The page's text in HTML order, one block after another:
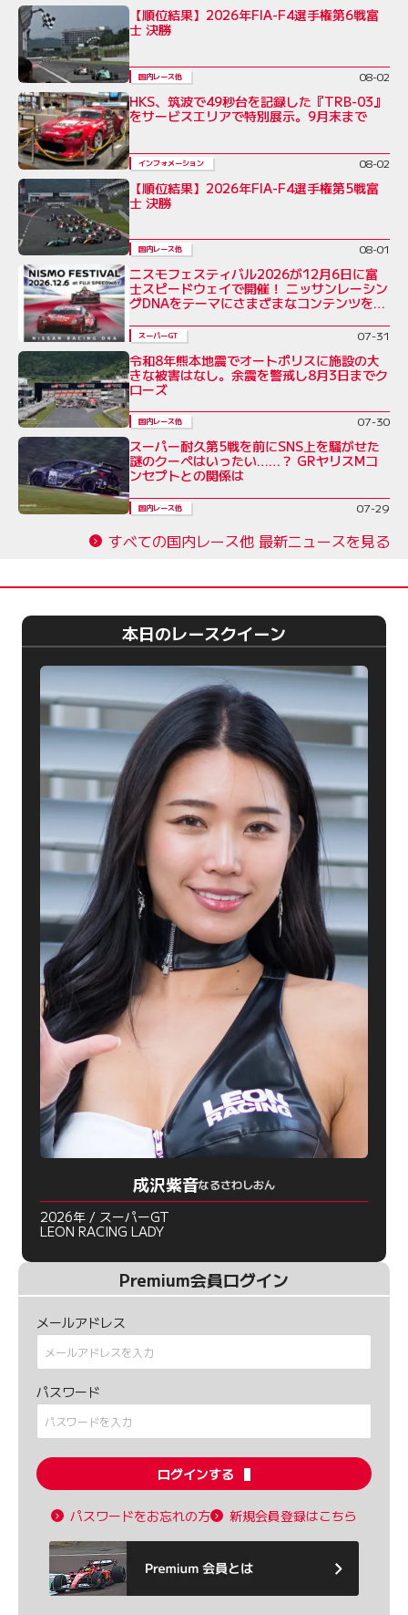
【順位結果】2026年FIA-F4選手権第6戦富
士 決勝
国内レース他 08-02
HKS、筑波で49秒台を記録した『TRB-03』
をサービスエリアで特別展示。9月末まで
インフォメーション 08-02
【順位結果】2026年FIA-F4選手権第5戦富
士 決勝
国内レース他 08-01
ニスモフェスティバル2026が12月6日に富
士スピードウェイで開催！ ニッサンレーシン
グDNAをテーマにさまざまなコンテンツを展
スーパーGT 07-31
令和8年熊本地震でオートポリスに施設の大
きな被害はなし。余震を警戒し8月3日までク
ローズ
国内レース他 07-30
スーパー耐久第5戦を前にSNS上を騒がせた
謎のクーペはいったい……？ GRヤリスMコ
ンセプトとの関係は
国内レース他 07-29
すべての国内レース他 最新ニュースを見る
本日のレースクイーン
成沢紫音なるさわしおん
2026年 / スーパーGT
LEON RACING LADY
Premium会員ログイン
メールアドレス
パスワード
ログインする
パスワードをお忘れの方 新規会員登録はこちら